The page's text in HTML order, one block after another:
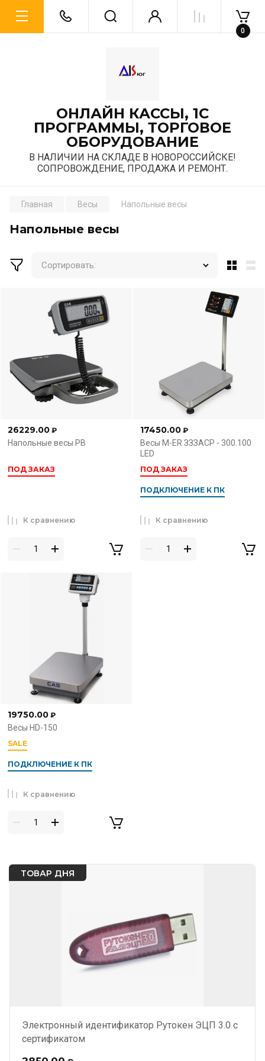
ОНЛАЙН КАССЫ, 1С
ПРОГРАММЫ, ТОРГОВОЕ
ОБОРУДОВАНИЕ
В НАЛИЧИИ НА СКЛАДЕ В НОВОРОССИЙСКЕ!
СОПРОВОЖДЕНИЕ, ПРОДАЖА И РЕМОНТ.
0
ТОВАР ДНЯ
Электронный идентификатор Рутокен ЭЦП 3.0 с
сертификатом
Главная Весы Напольные весы
Напольные весы
Сортировать:
26229.00 ₽
Напольные весы PB
ПОД ЗАКАЗ
К сравнению
17450.00 ₽
Весы M-ER ЗЗЗАСР - 300.100
LED
ПОД ЗАКАЗ
ПОДКЛЮЧЕНИЕ К ПК
К сравнению
19750.00 ₽
Весы HD-150
SALE
ПОДКЛЮЧЕНИЕ К ПК
К сравнению